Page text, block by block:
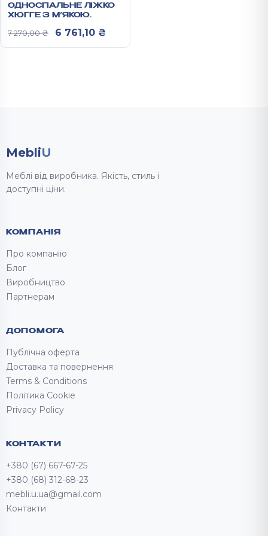
ОДНОСПАЛЬНЕ ЛІЖКО
ХЮГГЕ З М’ЯКОЮ
ОРТОПЕДИЧНИМИ
7 270,00₴ Оригінальна ціна: 7 270,00 ₴.
6 761,10 ₴
MebliU
Меблі від виробника. Якість, стиль і
доступні ціни.
КОМПАНІЯ
Про компанію
Блог
Виробництво
Партнерам
ДОПОМОГА
Публічна оферта
Доставка та повернення
Terms & Conditions
Політика Cookie
Privacy Policy
КОНТАКТИ
+380 (67) 667-67-25
+380 (68) 312-68-23
mebli.u.ua@gmail.com
Контакти